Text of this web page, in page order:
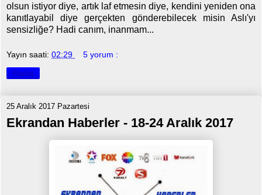
olsun istiyor diye, artık laf etmesin diye, kendini yeniden ona
kanıtlayabil diye gerçekten gönderebilecek misin Aslı'yı
sensizliğe? Hadi canım, inanmam...
Yayın saati: 02:29 5 yorum :
Paylaş
25 Aralık 2017 Pazartesi
Ekrandan Haberler - 18-24 Aralık 2017